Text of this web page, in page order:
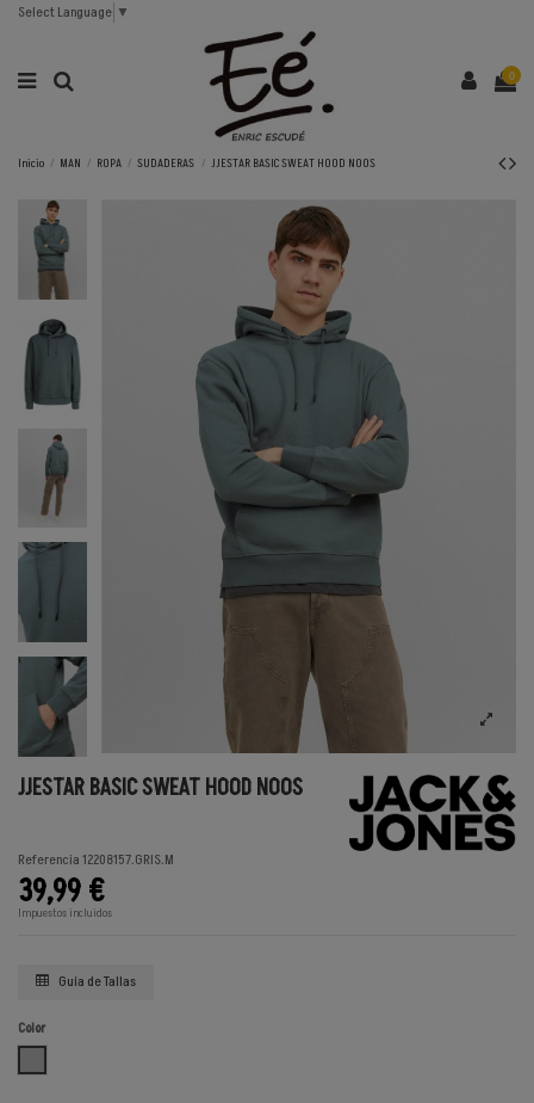
Select Language ▼
0
Inicio MAN ROPA SUDADERAS JJESTAR BASIC SWEAT HOOD NOOS
JJESTAR BASIC SWEAT HOOD NOOS
Referencia12208157.GRIS.M
39,99 €
Impuestos incluidos
Guía de Tallas
Color